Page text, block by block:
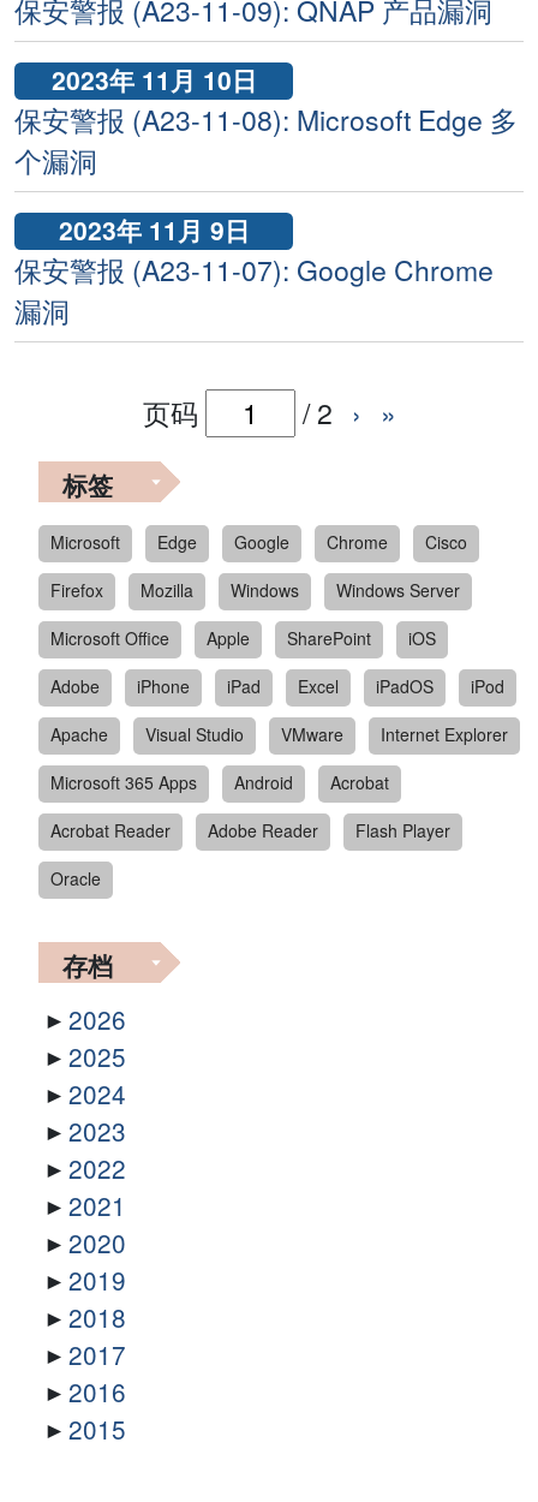
保安警报 (A23-11-09): QNAP 产品漏洞
2023年 11月 10日
保安警报 (A23-11-08): Microsoft Edge 多
个漏洞
2023年 11月 9日
保安警报 (A23-11-07): Google Chrome
漏洞
页码 /2 › »
标签
Microsoft Edge Google Chrome
Cisco
Firefox
Mozilla Windows
Windows Server
Microsoft Office
Apple SharePoint
iOS
Adobe
iPhone iPad Excel iPadOS
iPod
Apache
Visual Studio VMware
Internet Explorer
Microsoft 365 Apps
Android
Acrobat
Acrobat Reader
Adobe Reader
Flash Player
Oracle
存档
2026
2025
2024
2023
2022
2021
2020
2019
2018
2017
2016
2015